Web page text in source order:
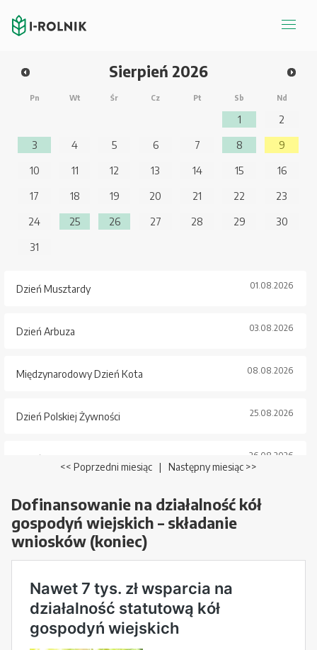
Sierpień 2026
Pn Wt Śr Cz Pt Sb Nd
1
2
3
4 5 6 7 8
9
10
11 12 13 14 15
16
17
18 19 20 21 22
23
24
25 26 27 28 29
30
31
Dzień Musztardy 01.08.2026
Dzień Arbuza 03.08.2026
Międzynarodowy Dzień Kota 08.08.2026
Dzień Polskiej Żywności 25.08.2026
Dzień Psa 26.08.2026
<< Poprzedni miesiąc | Następny miesiąc >>
Dofinansowanie na działalność kół
gospodyń wiejskich – składanie
wniosków (koniec)